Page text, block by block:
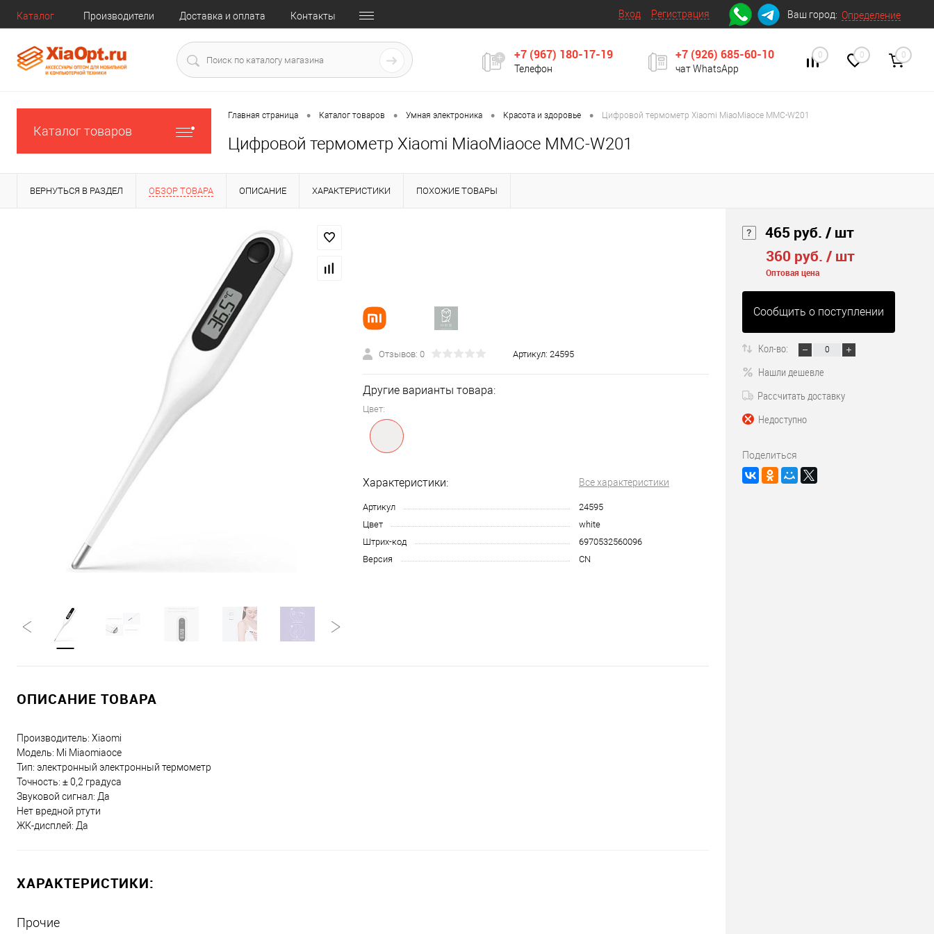
Каталог Производители Доставка и оплата Контакты Вход Регистрация Ваш город: Определение
+7 (967) 180-17-19
Телефон
+7 (926) 685-60-10
чат WhatsApp
0 0 0
Каталог товаров
Главная страница • Каталог товаров • Умная электроника • Красота и здоровье • Цифровой термометр Xiaomi MiaoMiaoce MMC-W201
Цифровой термометр Xiaomi MiaoMiaoce MMC-W201
ВЕРНУТЬСЯ В РАЗДЕЛ ОБЗОР ТОВАРА ОПИСАНИЕ ХАРАКТЕРИСТИКИ ПОХОЖИЕ ТОВАРЫ
Отзывов: 0 Артикул: 24595
Другие варианты товара:
Цвет:
Характеристики: Все характеристики
Артикул
24595
Цвет
white
Штрих-код
6970532560096
Версия
CN
ОПИСАНИЕ ТОВАРА
Производитель: Xiaomi
Модель: Mi Miaomiaoce
Тип: электронный электронный термометр
Точность: ± 0,2 градуса
Звуковой сигнал: Да
Нет вредной ртути
ЖК-дисплей: Да
ХАРАКТЕРИСТИКИ:
Прочие
465 руб. / шт
360 руб. / шт
Оптовая цена
Сообщить о поступлении
Кол-во:
Нашли дешевле
Рассчитать доставку
Недоступно
Поделиться